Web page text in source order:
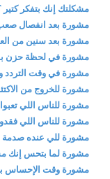
مشكلتك إنك بتفكر كتير
مشورة بعد انفصال
مشورة بعد سنين من
مشورة في لحظة حزن
مشورة في وقت التردد
مشورة للخروج من
مشورة للناس اللي
مشورة للناس اللي
مشورة للي عنده صدمة
مشورة لما بتحس إنك
مشورة وقت الإحساس